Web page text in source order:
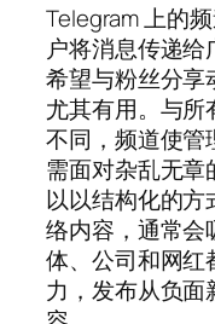
Telegram 上的
户将消息传递
希望与粉丝分享
尤其有用。与
不同，频道使管
需面对杂乱无
以以结构化的方
络内容，通常会
体、公司和网红
力，发布从负面